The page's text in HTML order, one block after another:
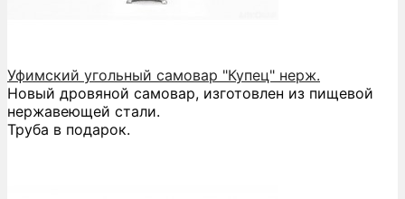
Уфимский угольный самовар "Купец" нерж.
Новый дровяной самовар, изготовлен из пищевой
нержавеющей стали.
Труба в подарок.